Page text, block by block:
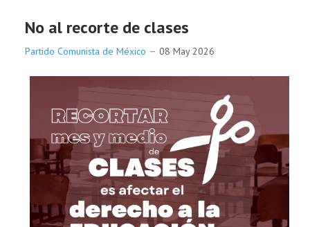
No al recorte de clases
Partido Comunista de México 08 May 2026